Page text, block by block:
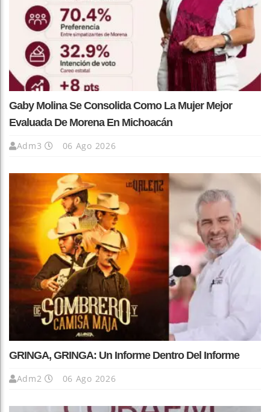
Gaby Molina Se Consolida Como La Mujer Mejor
Evaluada De Morena En Michoacán
Adm3 06 Ago 2026
GRINGA, GRINGA: Un Informe Dentro Del Informe
Adm2 06 Ago 2026